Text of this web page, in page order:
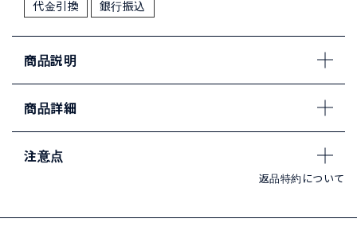
代金引換 銀行振込
商品説明
商品詳細
注意点
返品特約について